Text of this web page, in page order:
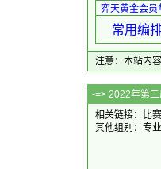
弈天黄金会员
常用编
注意：本站内
-=> 2022
相关链接：
比
其他组别： 专